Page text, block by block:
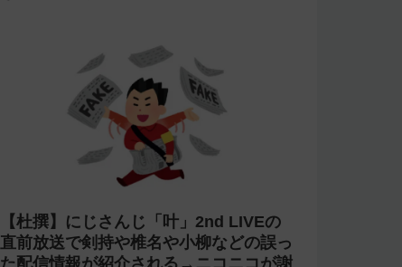
【杜撰】にじさんじ「叶」2nd LIVEの
直前放送で剣持や椎名や小柳などの誤っ
た配信情報が紹介される→ニコニコが謝